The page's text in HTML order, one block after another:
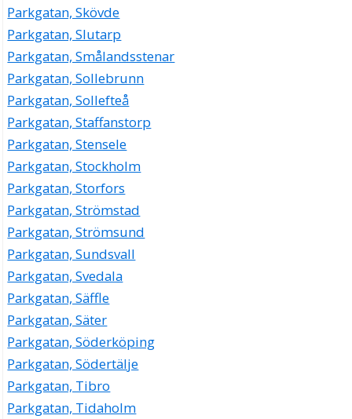
Parkgatan, Skövde
Parkgatan, Slutarp
Parkgatan, Smålandsstenar
Parkgatan, Sollebrunn
Parkgatan, Sollefteå
Parkgatan, Staffanstorp
Parkgatan, Stensele
Parkgatan, Stockholm
Parkgatan, Storfors
Parkgatan, Strömstad
Parkgatan, Strömsund
Parkgatan, Sundsvall
Parkgatan, Svedala
Parkgatan, Säffle
Parkgatan, Säter
Parkgatan, Söderköping
Parkgatan, Södertälje
Parkgatan, Tibro
Parkgatan, Tidaholm